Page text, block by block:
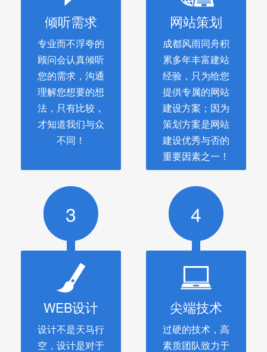
倾听需求
专业而不浮夸的
顾问会认真倾听
您的需求，沟通
理解您想要的想
法，只有比较，
才知道我们与众
不同！
网站策划
成都风雨同舟积
累多年丰富建站
经验，只为给您
提供专属的网站
建设方案；因为
策划方案是网站
建设优秀与否的
重要因素之一！
3
WEB设计
设计不是天马行
空，设计是对于
4
尖端技术
过硬的技术，高
素质团队致力于